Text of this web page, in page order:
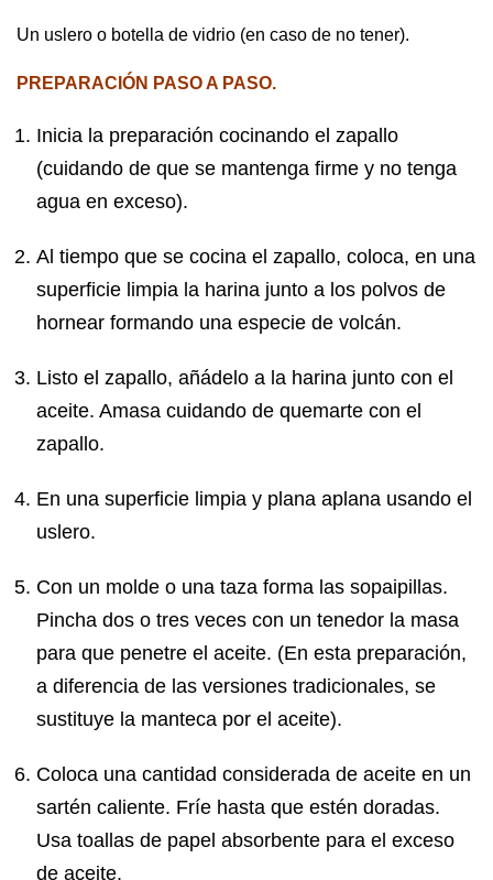
Un uslero o botella de vidrio (en caso de no tener).
PREPARACIÓN PASO A PASO.
Inicia la preparación cocinando el zapallo
(cuidando de que se mantenga firme y no tenga
agua en exceso).
Al tiempo que se cocina el zapallo, coloca, en una
superficie limpia la harina junto a los polvos de
hornear formando una especie de volcán.
Listo el zapallo, añádelo a la harina junto con el
aceite. Amasa cuidando de quemarte con el
zapallo.
En una superficie limpia y plana aplana usando el
uslero.
Con un molde o una taza forma las sopaipillas.
Pincha dos o tres veces con un tenedor la masa
para que penetre el aceite. (En esta preparación,
a diferencia de las versiones tradicionales, se
sustituye la manteca por el aceite).
Coloca una cantidad considerada de aceite en un
sartén caliente. Fríe hasta que estén doradas.
Usa toallas de papel absorbente para el exceso
de aceite.